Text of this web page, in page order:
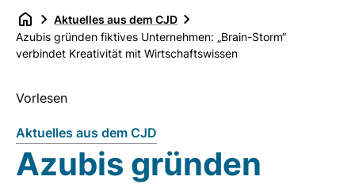
Aktuelles aus dem CJD
Azubis gründen fiktives Unternehmen: „Brain-Storm“
verbindet Kreativität mit Wirtschaftswissen
Vorlesen
Aktuelles aus dem CJD
Azubis gründen